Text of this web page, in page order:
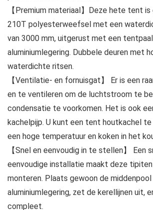
【Premium materiaal】Deze hete tent
210T polyesterweefsel met een
van 3000 mm, uitgerust met een
aluminiumlegering. Dubbele deuren met
waterdichte ritsen.
【Ventilatie- en fornuisgat】 Er is een
en te ventileren om de luchtstroom te
condensatie te voorkomen. Het is ook
kachelpijp. U kunt een tent houtkachel te
een hoge temperatuur en koken in het
【Snel en eenvoudig in te stellen】 Een
eenvoudige installatie maakt deze
monteren. Plaats gewoon de middenpool
aluminiumlegering, zet de kerellijnen uit,
compleet.